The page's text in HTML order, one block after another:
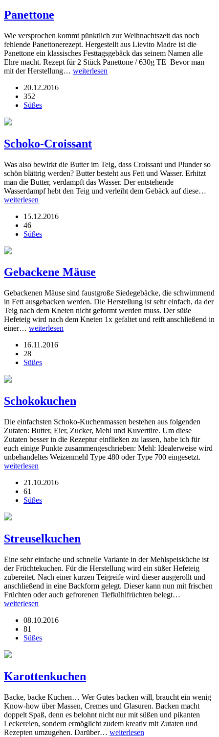
Panettone
Wie versprochen kommt pünktlich zur Weihnachtszeit das noch
fehlende Panettonerezept. Hergestellt aus Lievito Madre ist die
Panettone ein klassisches Festtagsgebäck das seinem Namen alle
Ehre macht. Rezept für 2 Stück Panettone / 630g TE Bevor man
mit der Herstellung… weiterlesen
20.12.2016
352
Süßes
Schoko-Croissant
Was also bewirkt die Butter im Teig, dass Croissant und Plunder so
schön blättrig werden? Butter besteht aus Fett und Wasser. Erhitzt
man die Butter, verdampft das Wasser. Der entstehende
Wasserdampf hebt den Teig und verleiht dem Gebäck auf diese…
weiterlesen
15.12.2016
46
Süßes
Gebackene Mäuse
Gebackenen Mäuse sind faustgroße Siedegebäcke, die schwimmend
in Fett ausgebacken werden. Die Herstellung ist sehr einfach, da der
Teig nach dem Kneten nicht geformt werden muss. Der süße
Hefeteig wird nach dem Kneten 1x gefaltet und reift anschließend in
einer… weiterlesen
16.11.2016
28
Süßes
Schokokuchen
Die einfachsten Schoko-Kuchenmassen bestehen aus folgenden
Zutaten: Butter, Eier, Zucker, Mehl und Kuvertüre. Um diese
Zutaten besser in die Rezeptur einfließen zu lassen, habe ich für
euch einige Punkte zusammengeschrieben: Mehl: Idealerweise wird
unbehandeltes Weizenmehl Type 480 oder Type 700 eingesetzt.
weiterlesen
21.10.2016
61
Süßes
Streuselkuchen
Eine sehr einfache und schnelle Variante in der Mehlspeisküche ist
der Früchtekuchen. Für die Herstellung wird ein süßer Hefeteig
zubereitet. Nach einer kurzen Teigreife wird dieser ausgerollt und
anschließend in eine Backform gelegt. Dieser kann nun mit frischen
Früchten oder auch gefrorenen Tiefkühlfrüchten belegt…
weiterlesen
08.10.2016
81
Süßes
Karottenkuchen
Backe, backe Kuchen… Wer Gutes backen will, braucht ein wenig
Know-how über Massen, Cremes und Glasuren. Backen macht
doppelt Spaß, denn es belohnt nicht nur mit süßen und pikanten
Leckereien, sondern ermöglicht zudem kreativ mit Zutaten und
Rezepten umzugehen. Darüber… weiterlesen